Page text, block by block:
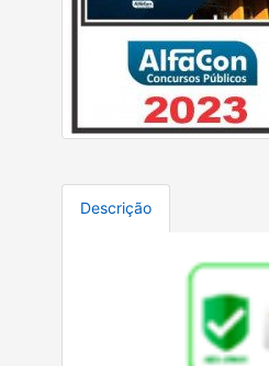
Descrição